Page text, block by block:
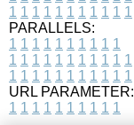
1 1 1 1 1 1 1 1 1 1 1
PARALLELS:
1 1 1 1 1 1 1 1 1 1
1 1 1 1 1 1 1 1 1 1 1
1 1 1 1 1 1 1 1 1 1 1
URL PARAMETER:
1 1 1 1 1 1 1 1 1 1